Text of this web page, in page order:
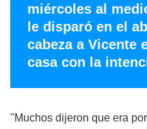
miércoles al
le disparó en el
cabeza a Vicente
casa con la
"Muchos dijeron que era